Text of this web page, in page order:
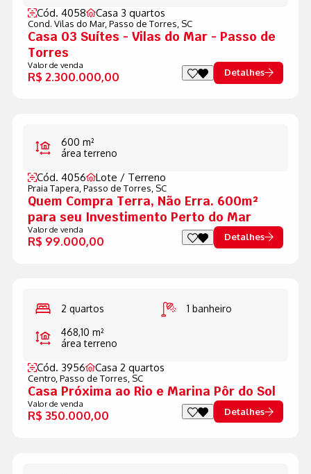
Cód. 4058 Casa 3 quartos
Cond. Vilas do Mar, Passo de Torres, SC
Casa 03 Suítes - Vilas do Mar - Passo de
Torres
Valor de venda
R$ 2.300.000,00 Detalhes
600 m²
área terreno
Cód. 4056 Lote / Terreno
Praia Tapera, Passo de Torres, SC
Quem Compra Terra, Não Erra. 600m²
para seu Investimento Perto do Mar
Valor de venda
R$ 99.000,00 Detalhes
2 quartos
1 banheiro
468,10 m²
área terreno
Cód. 3956 Casa 2 quartos
Centro,Passo de Torres, SC
Casa Próxima ao Rio e Marina Pôr do Sol
Valor de venda
R$ 350.000,00 Detalhes